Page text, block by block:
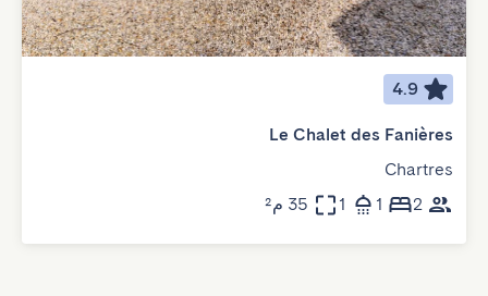
4.9
Le Chalet des Fanières
Chartres
2
1
1 35 م²